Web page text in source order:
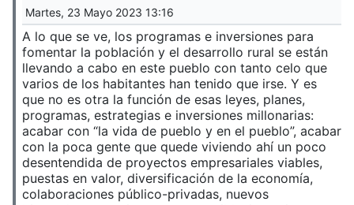
Martes, 23 Mayo 2023 13:16
A lo que se ve, los programas e inversiones para
fomentar la población y el desarrollo rural se están
llevando a cabo en este pueblo con tanto celo que
varios de los habitantes han tenido que irse. Y es
que no es otra la función de esas leyes, planes,
programas, estrategias e inversiones millonarias:
acabar con “la vida de pueblo y en el pueblo”, acabar
con la poca gente que quede viviendo ahí un poco
desentendida de proyectos empresariales viables,
puestas en valor, diversificación de la economía,
colaboraciones público-privadas, nuevos